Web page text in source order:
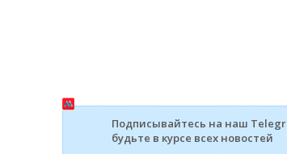
Подписывайтесь на наш
будьте в курсе всех новостей